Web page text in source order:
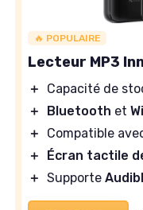
🔥 POPULAIRE
Lecteur MP3
＋ Capacité de
＋
Bluetooth et
＋
Compatible
＋
Écran tactile
＋ Supporte